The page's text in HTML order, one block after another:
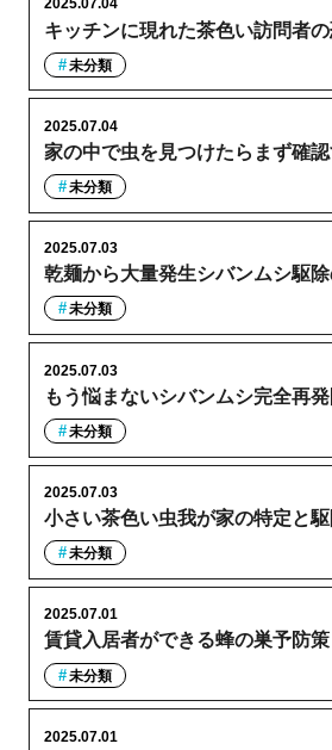
キッチンに現れた茶色い訪問者
2025.07.04
未分類
家の中で虫を見つけたらまず確
2025.07.04
未分類
乾麺から大量発生シバンムシ駆
2025.07.03
未分類
もう悩まないシバンムシ完全再
2025.07.03
未分類
小さい茶色い虫我が家の特定と
2025.07.03
未分類
賃貸入居者ができる蜂の巣予防策
2025.07.01
未分類
2025.07.01